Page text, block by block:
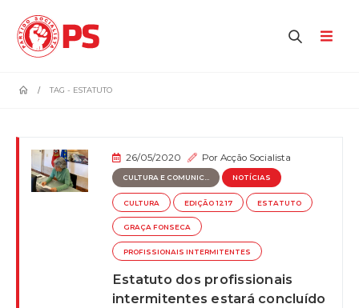
TAG - ESTATUTO
26/05/2020 PorAcção Socialista
CULTURA E COMUNIC... NOTÍCIAS
CULTURA EDIÇÃO 1217 ESTATUTO
GRAÇA FONSECA
PROFISSIONAIS INTERMITENTES
Estatuto dos profissionais
intermitentes estará concluído